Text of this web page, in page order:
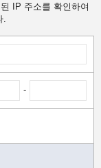
IP 주소를 확인하여
-